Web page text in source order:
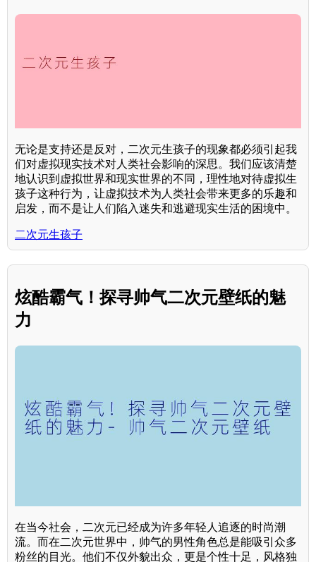
无论是支持还是反对，二次元生孩子的现象都必须引起我
们对虚拟现实技术对人类社会影响的深思。我们应该清楚
地认识到虚拟世界和现实世界的不同，理性地对待虚拟生
孩子这种行为，让虚拟技术为人类社会带来更多的乐趣和
启发，而不是让人们陷入迷失和逃避现实生活的困境中。
二次元生孩子
炫酷霸气！探寻帅气二次元壁纸的魅
力
在当今社会，二次元已经成为许多年轻人追逐的时尚潮
流。而在二次元世界中，帅气的男性角色总是能吸引众多
粉丝的目光。他们不仅外貌出众，更是个性十足，风格独